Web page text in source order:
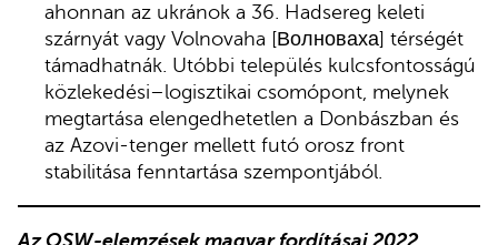
ahonnan az ukránok a 36. Hadsereg keleti
szárnyát vagy Volnovaha [Волноваха] térségét
támadhatnák. Utóbbi település kulcsfontosságú
közlekedési–logisztikai csomópont, melynek
megtartása elengedhetetlen a Donbászban és
az Azovi-tenger mellett futó orosz front
stabilitása fenntartása szempontjából.
Az OSW-elemzések magyar fordításai 2022.